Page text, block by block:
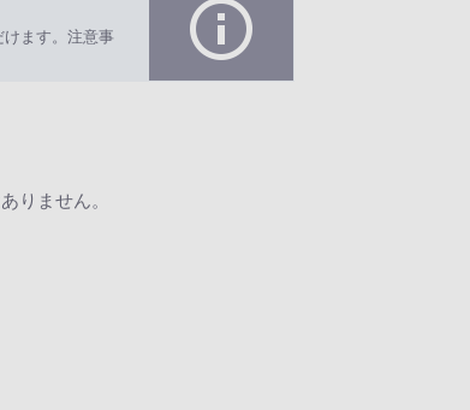
ます。注意事
りません。